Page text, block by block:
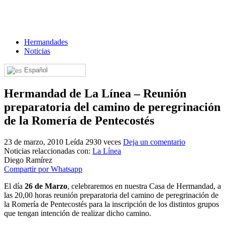
Hermandades
Noticias
Español
Hermandad de La Línea – Reunión
preparatoria del camino de peregrinación
de la Romería de Pentecostés
23 de marzo, 2010 Leída 2930 veces Deja un comentario
Noticias relaccionadas con: La Línea
Diego Ramírez
Compartir por Whatsapp
El día 26 de Marzo, celebraremos en nuestra Casa de Hermandad, a
las 20,00 horas reunión preparatoria del camino de peregrinación de
la Romería de Pentecostés para la inscripción de los distintos grupos
que tengan intención de realizar dicho camino.
¿Cuándo se construyó la primera ermita?
El traslado cada siete años
¿Cuales son los actos principales que se celebran en el
Quiero hacer el camino,¿que tengo que hacer?
En el Rocío, ¿dónde me alojo?